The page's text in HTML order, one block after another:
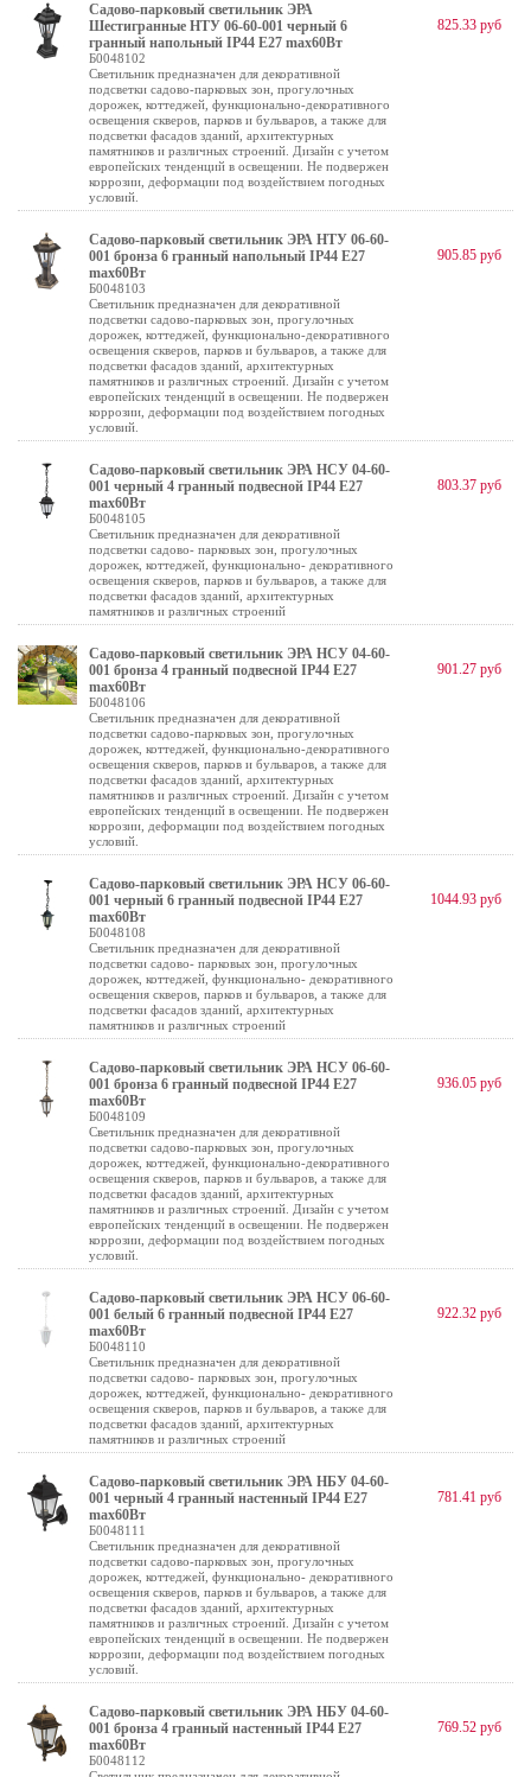
Садово-парковый светильник ЭРА
Шестигранные НТУ 06-60-001 черный 6
гранный напольный IP44 Е27 max60Вт
Б0048102
Светильник предназначен для декоративной
подсветки садово-парковых зон, прогулочных
дорожек, коттеджей, функционально-декоративного
освещения скверов, парков и бульваров, а также для
подсветки фасадов зданий, архитектурных
памятников и различных строений. Дизайн с учетом
европейских тенденций в освещении. Не подвержен
коррозии, деформации под воздействием погодных
условий.
825.33 руб
Садово-парковый светильник ЭРА НТУ 06-60-
001 бронза 6 гранный напольный IP44 Е27
max60Вт
Б0048103
Светильник предназначен для декоративной
подсветки садово-парковых зон, прогулочных
дорожек, коттеджей, функционально-декоративного
освещения скверов, парков и бульваров, а также для
подсветки фасадов зданий, архитектурных
памятников и различных строений. Дизайн с учетом
европейских тенденций в освещении. Не подвержен
коррозии, деформации под воздействием погодных
условий.
905.85 руб
Садово-парковый светильник ЭРА НСУ 04-60-
001 черный 4 гранный подвесной IP44 Е27
max60Вт
Б0048105
Светильник предназначен для декоративной
подсветки садово- парковых зон, прогулочных
дорожек, коттеджей, функционально- декоративного
освещения скверов, парков и бульваров, а также для
подсветки фасадов зданий, архитектурных
памятников и различных строений
803.37 руб
Садово-парковый светильник ЭРА НСУ 04-60-
001 бронза 4 гранный подвесной IP44 Е27
max60Вт
Б0048106
Светильник предназначен для декоративной
подсветки садово-парковых зон, прогулочных
дорожек, коттеджей, функционально-декоративного
освещения скверов, парков и бульваров, а также для
подсветки фасадов зданий, архитектурных
памятников и различных строений. Дизайн с учетом
европейских тенденций в освещении. Не подвержен
коррозии, деформации под воздействием погодных
условий.
901.27 руб
Садово-парковый светильник ЭРА НСУ 06-60-
001 черный 6 гранный подвесной IP44 Е27
max60Вт
Б0048108
Светильник предназначен для декоративной
подсветки садово- парковых зон, прогулочных
дорожек, коттеджей, функционально- декоративного
освещения скверов, парков и бульваров, а также для
подсветки фасадов зданий, архитектурных
памятников и различных строений
1044.93 руб
Садово-парковый светильник ЭРА НСУ 06-60-
001 бронза 6 гранный подвесной IP44 Е27
max60Вт
Б0048109
Светильник предназначен для декоративной
подсветки садово-парковых зон, прогулочных
дорожек, коттеджей, функционально-декоративного
освещения скверов, парков и бульваров, а также для
подсветки фасадов зданий, архитектурных
памятников и различных строений. Дизайн с учетом
европейских тенденций в освещении. Не подвержен
коррозии, деформации под воздействием погодных
условий.
936.05 руб
Садово-парковый светильник ЭРА НСУ 06-60-
001 белый 6 гранный подвесной IP44 Е27
max60Вт
Б0048110
Светильник предназначен для декоративной
подсветки садово- парковых зон, прогулочных
дорожек, коттеджей, функционально- декоративного
освещения скверов, парков и бульваров, а также для
подсветки фасадов зданий, архитектурных
памятников и различных строений
922.32 руб
Садово-парковый светильник ЭРА НБУ 04-60-
001 черный 4 гранный настенный IP44 Е27
max60Вт
Б0048111
Светильник предназначен для декоративной
подсветки садово-парковых зон, прогулочных
дорожек, коттеджей, функционально- декоративного
освещения скверов, парков и бульваров, а также для
подсветки фасадов зданий, архитектурных
памятников и различных строений. Дизайн с учетом
европейских тенденций в освещении. Не подвержен
коррозии, деформации под воздействием погодных
условий.
781.41 руб
Садово-парковый светильник ЭРА НБУ 04-60-
001 бронза 4 гранный настенный IP44 Е27
max60Вт
Б0048112
769.52 руб